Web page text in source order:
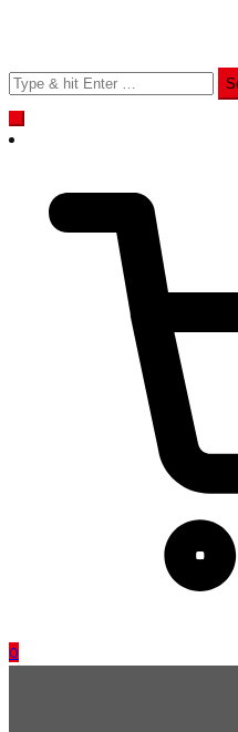
Search
for:
0